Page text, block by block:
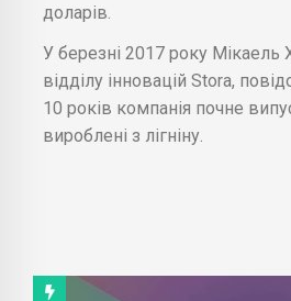
доларів.
У березні 2017 року Мікаель
відділу інновацій Stora,
10 років компанія почне
вироблені з лігніну.